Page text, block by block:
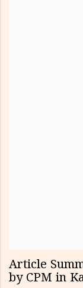
Article
by CPM in